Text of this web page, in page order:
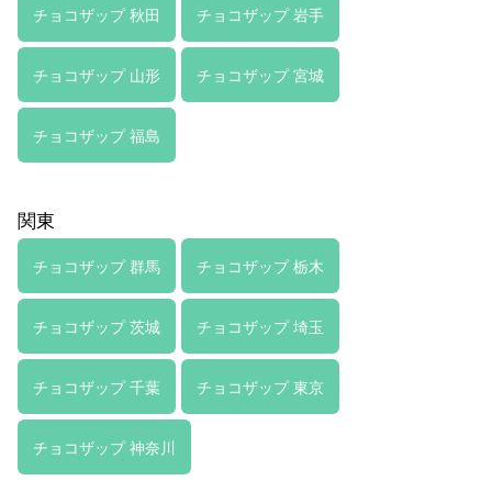
チョコザップ 秋田 チョコザップ 岩手
チョコザップ 山形 チョコザップ 宮城
チョコザップ 福島
関東
チョコザップ 群馬 チョコザップ 栃木
チョコザップ 茨城 チョコザップ 埼玉
チョコザップ 千葉 チョコザップ 東京
チョコザップ 神奈川